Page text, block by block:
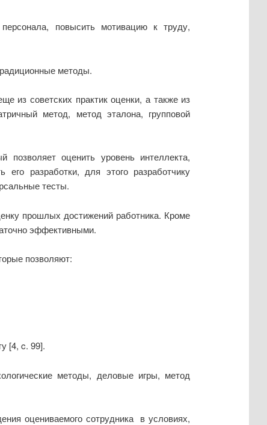
повысить мотивацию к труду,
методы.
из советских практик оценки, а также из
метод, метод эталона, групповой
позволяет оценить уровень интеллекта,
разработки, для этого разработчику
тесты.
прошлых достижений работника. Кроме
эффективными.
позволяют:
[4, c. 99].
методы, деловые игры, метод
оцениваемого сотрудника в условиях,